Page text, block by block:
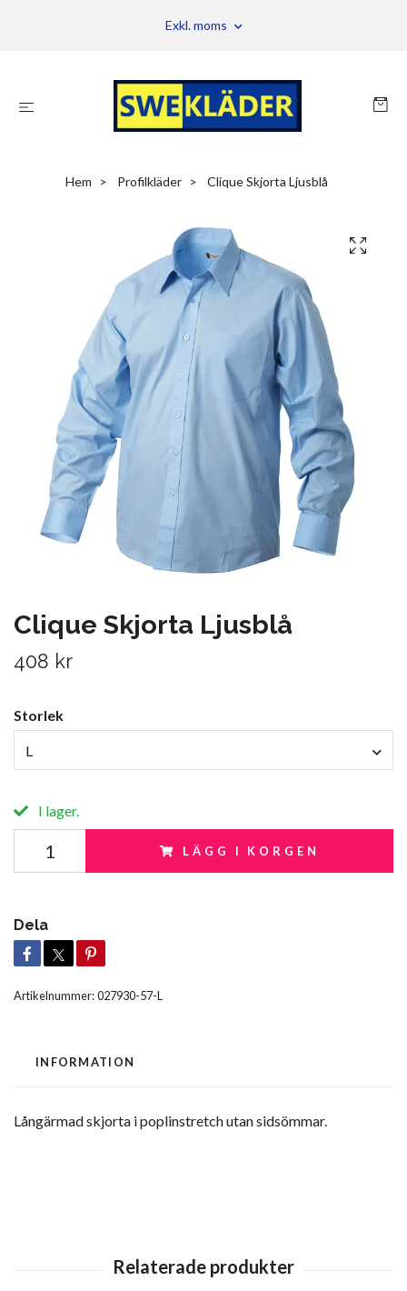
Exkl. moms
Hem Profilkläder Clique Skjorta Ljusblå
Clique Skjorta Ljusblå
408 kr
Storlek
L
I lager.
LÄGG I KORGEN
Dela
Artikelnummer:027930-57-L
INFORMATION
Långärmad skjorta i poplinstretch utan sidsömmar.